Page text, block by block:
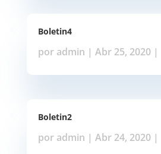
Boletin4
por admin | Abr 25, 2020|
Boletin2
por admin | Abr 24, 2020|